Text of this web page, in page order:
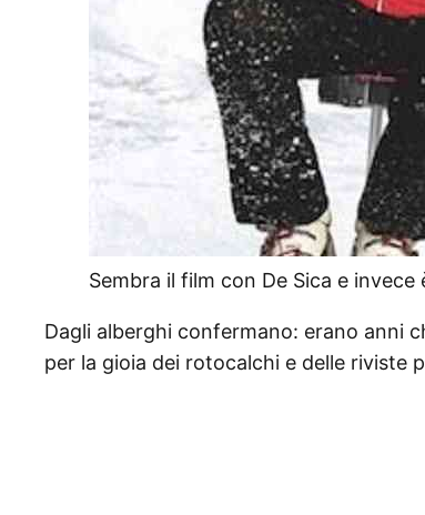
Sembra il film con De Sica e invece
Dagli alberghi confermano: erano anni
per la gioia dei rotocalchi e delle riviste